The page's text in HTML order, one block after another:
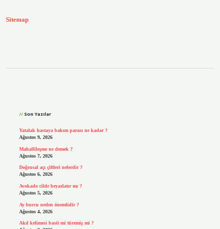
Sitemap
Son Yazılar
Yatalak hastaya bakım parası ne kadar ?
Ağustos 9, 2026
Mahallileşme ne demek ?
Ağustos 7, 2026
Doğrusal açı çiftleri nelerdir ?
Ağustos 6, 2026
Avokado cilde beyazlatır mı ?
Ağustos 5, 2026
Ay burcu neden önemlidir ?
Ağustos 4, 2026
Akıl kelimesi basit mi türemiş mi ?